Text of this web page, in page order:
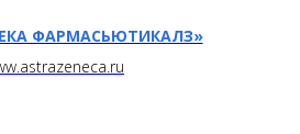
ФАРМАСЬЮТИКАЛЗ»